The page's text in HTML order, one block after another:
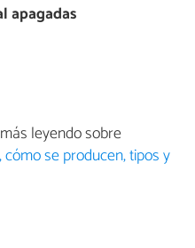
apagadas
leyendo sobre
se producen, tipos y